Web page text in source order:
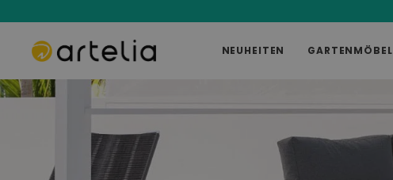
NEUHEITEN GARTENMÖBEL